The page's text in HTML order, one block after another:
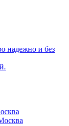
надежно и без